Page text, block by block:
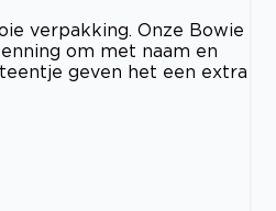
verpakking. Onze Bowie
om met naam en
geven het een extra